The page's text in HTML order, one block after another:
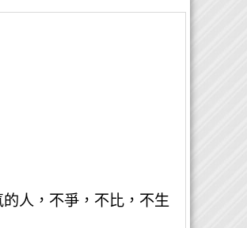
人，不爭，不比，不生